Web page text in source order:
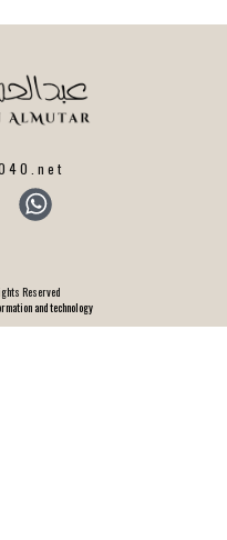
Reserved
and technology